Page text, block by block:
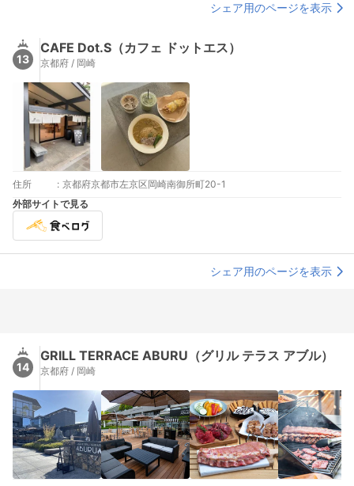
シェア用のページを表示
13
CAFE Dot.S（カフェ ドットエス）
京都府 / 岡崎
住所 : 京都府京都市左京区岡崎南御所町20-1
外部サイトで見る
シェア用のページを表示
14
GRILL TERRACE ABURU（グリル テラス アブル）
京都府 / 岡崎